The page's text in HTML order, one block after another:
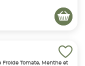
Froide Tomate, Menthe et